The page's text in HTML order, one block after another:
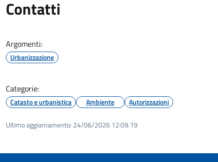
Contatti
Argomenti:
Urbanizzazione
Categorie:
Catasto e urbanistica Ambiente Autorizzazioni
Ultimo aggiornamento: 24/06/2026 12:09.19